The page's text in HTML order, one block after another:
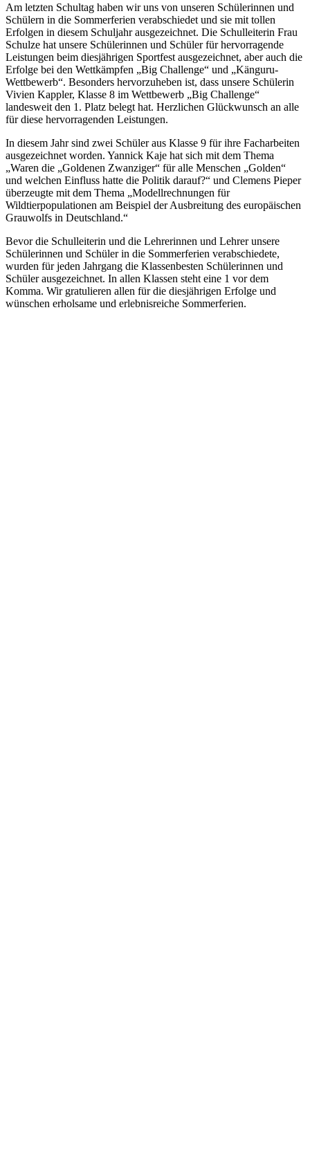
Am letzten Schultag haben wir uns von unseren Schülerinnen und
Schülern in die Sommerferien verabschiedet und sie mit tollen
Erfolgen in diesem Schuljahr ausgezeichnet. Die Schulleiterin Frau
Schulze hat unsere Schülerinnen und Schüler für hervorragende
Leistungen beim diesjährigen Sportfest ausgezeichnet, aber auch die
Erfolge bei den Wettkämpfen „Big Challenge“ und „Känguru-
Wettbewerb“. Besonders hervorzuheben ist, dass unsere Schülerin
Vivien Kappler, Klasse 8 im Wettbewerb „Big Challenge“
landesweit den 1. Platz belegt hat. Herzlichen Glückwunsch an alle
für diese hervorragenden Leistungen.
In diesem Jahr sind zwei Schüler aus Klasse 9 für ihre Facharbeiten
ausgezeichnet worden. Yannick Kaje hat sich mit dem Thema
„Waren die „Goldenen Zwanziger“ für alle Menschen „Golden“
und welchen Einfluss hatte die Politik darauf?“ und Clemens Pieper
überzeugte mit dem Thema „Modellrechnungen für
Wildtierpopulationen am Beispiel der Ausbreitung des europäischen
Grauwolfs in Deutschland.“
Bevor die Schulleiterin und die Lehrerinnen und Lehrer unsere
Schülerinnen und Schüler in die Sommerferien verabschiedete,
wurden für jeden Jahrgang die Klassenbesten Schülerinnen und
Schüler ausgezeichnet. In allen Klassen steht eine 1 vor dem
Komma. Wir gratulieren allen für die diesjährigen Erfolge und
wünschen erholsame und erlebnisreiche Sommerferien.